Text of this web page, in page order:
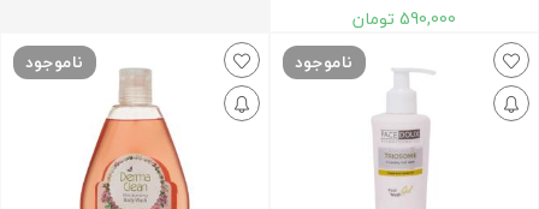
590,000 تومان
ناموجود ناموجود